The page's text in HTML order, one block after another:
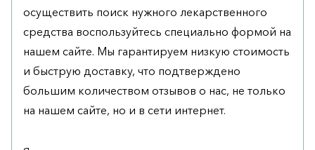
осуществить поиск нужного лекарственного
средства воспользуйтесь специально формой на
нашем сайте. Мы гарантируем низкую стоимость
и быструю доставку, что подтверждено
большим количеством отзывов о нас, не только
на нашем сайте, но и в сети интернет.